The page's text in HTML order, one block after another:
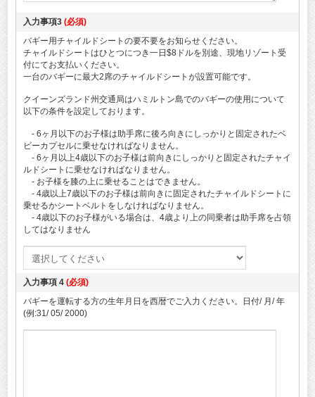
入力事項3 (必須)
バギー用チャイルドシートの要不要をお知らせください。
チャイルドシートはひとつにつき一日$8ドルを別途、現地リゾート受
付にてお支払いください。
一台のバギーに最大2席のチャイルドシートが設置可能です。
クイーンズランド州交通局はハミルトン島でのバギーの使用について
以下の条件を設定しております。
- 6ヶ月以下のお子様は助手席に後ろ向きにしっかりと固定されたベ
ビーカプセルに乗せなければなりません。
- 6ヶ月以上4歳以下のお子様は前向きにしっかりと固定されたチャイ
ルドシートに乗せなければなりません。
- お子様を膝の上に乗せることはできません。
- 4歳以上7歳以下のお子様は前向きに固定されたチャイルドシートに
乗せるかシートベルトをしなければなりません。
- 4歳以下のお子様がいる場合は、4歳より上の同乗者は助手席を占領
してはなりません
入力事項 4 (必須)
バギーを運転する方の生年月日を西暦でご入力ください。日付/ 月/ 年
(例:31/ 05/ 2000)